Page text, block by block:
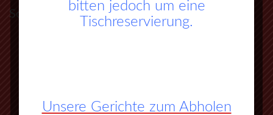
So finden Sie zu uns:
an der 3. Ampel rechts abbiegen
bitten jedoch um eine
Tischreservierung.
Unsere Gerichte zum Abholen